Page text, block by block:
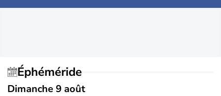
Éphéméride
Dimanche 9 août